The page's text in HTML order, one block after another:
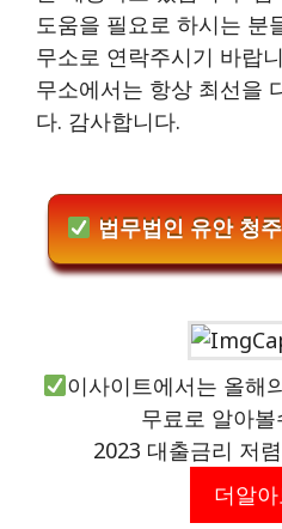
도움을 필요로 하시는 분
무소로 연락주시기 바랍
무소에서는 항상 최선을
다. 감사합니다.
법무법인 유안 청
이사이트에서는 올해
무료로 알아
2023 대출금리 저
더알